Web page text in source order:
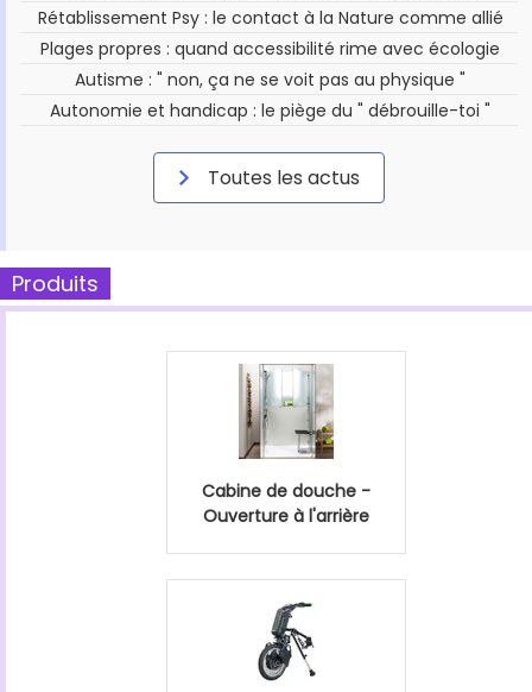
Rétablissement Psy : le contact à la Nature comme allié
Plages propres : quand accessibilité rime avec écologie
Autisme : " non, ça ne se voit pas au physique "
Autonomie et handicap : le piège du " débrouille-toi "
Toutes les actus
Produits
Cabine de douche -
Ouverture à l'arrière